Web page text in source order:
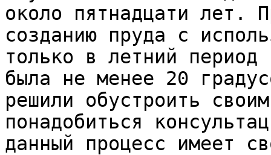
около пятнадцати лет.
созданию пруда с
только в летний период
была не менее 20
решили обустроить
понадобиться
данный процесс имеет